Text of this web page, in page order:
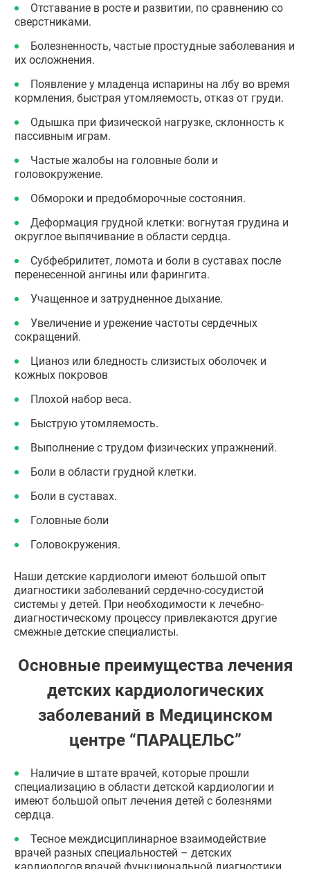
Отставание в росте и развитии, по сравнению со
сверстниками.
Болезненность, частые простудные заболевания и
их осложнения.
Появление у младенца испарины на лбу во время
кормления, быстрая утомляемость, отказ от груди.
Одышка при физической нагрузке, склонность к
пассивным играм.
Частые жалобы на головные боли и
головокружение.
Обмороки и предобморочные состояния.
Деформация грудной клетки: вогнутая грудина и
округлое выпячивание в области сердца.
Субфебрилитет, ломота и боли в суставах после
перенесенной ангины или фарингита.
Учащенное и затрудненное дыхание.
Увеличение и урежение частоты сердечных
сокращений.
Цианоз или бледность слизистых оболочек и
кожных покровов
Плохой набор веса.
Быструю утомляемость.
Выполнение с трудом физических упражнений.
Боли в области грудной клетки.
Боли в суставах.
Головные боли
Головокружения.
Наши детские кардиологи имеют большой опыт
диагностики заболеваний сердечно-сосудистой
системы у детей. При необходимости к лечебно-
диагностическому процессу привлекаются другие
смежные детские специалисты.
Основные преимущества лечения
детских кардиологических
заболеваний в Медицинском
центре “ПАРАЦЕЛЬС”
Наличие в штате врачей, которые прошли
специализацию в области детской кардиологии и
имеют большой опыт лечения детей с болезнями
сердца.
Тесное междисциплинарное взаимодействие
врачей разных специальностей – детских
кардиологов,врачей функциональной диагностики,